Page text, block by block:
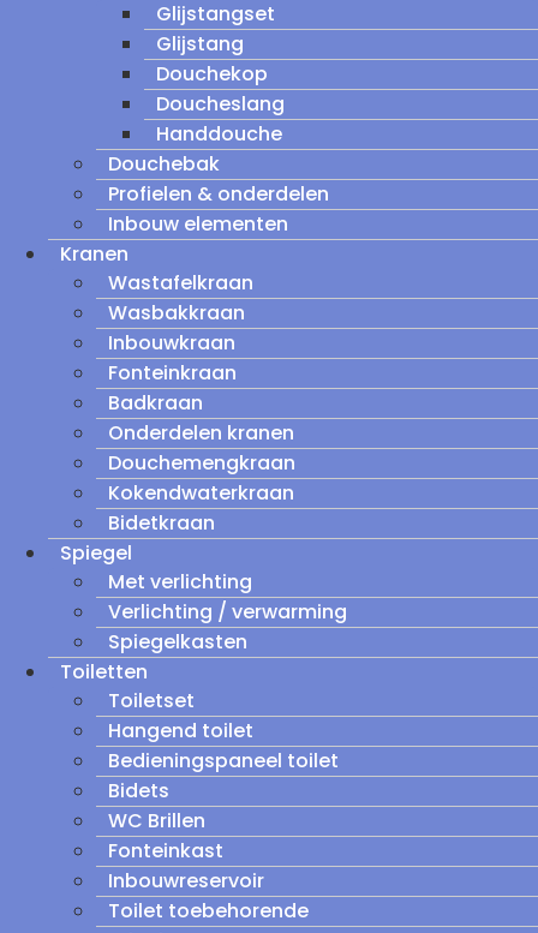
Glijstangset
Glijstang
Douchekop
Doucheslang
Handdouche
Douchebak
Profielen & onderdelen
Inbouw elementen
Kranen
Wastafelkraan
Wasbakkraan
Inbouwkraan
Fonteinkraan
Badkraan
Onderdelen kranen
Douchemengkraan
Kokendwaterkraan
Bidetkraan
Spiegel
Met verlichting
Verlichting / verwarming
Spiegelkasten
Toiletten
Toiletset
Hangend toilet
Bedieningspaneel toilet
Bidets
WC Brillen
Fonteinkast
Inbouwreservoir
Toilet toebehorende